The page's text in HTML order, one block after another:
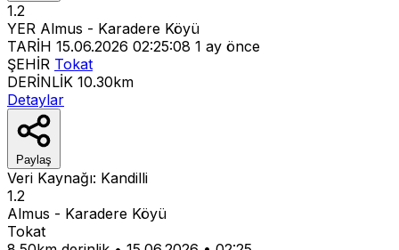
1.2
YER Almus - Karadere Köyü
TARİH 15.06.2026 02:25:08 1 ay önce
ŞEHİR Tokat
DERİNLİK 10.30km
Detaylar
Paylaş
Veri Kaynağı: Kandilli
1.2
Almus - Karadere Köyü
Tokat